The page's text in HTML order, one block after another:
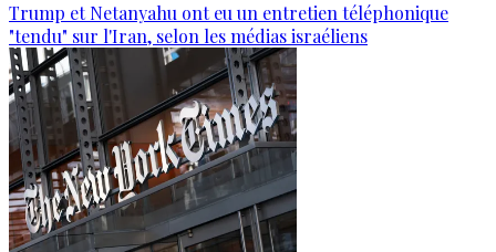
Trump et Netanyahu ont eu un entretien téléphonique
"tendu" sur l'Iran, selon les médias israéliens